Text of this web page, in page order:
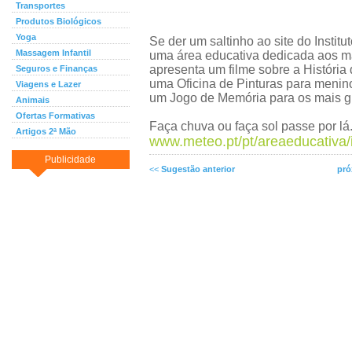
Transportes
Produtos Biológicos
Yoga
Massagem Infantil
Seguros e Finanças
Viagens e Lazer
Animais
Ofertas Formativas
Artigos 2ª Mão
Publicidade
Se der um saltinho ao site do
uma área educativa dedicada aos
apresenta um filme sobre a
uma Oficina de Pinturas para
um Jogo de Memória para os mais
Faça chuva ou faça sol passe por
www.meteo.pt/pt/
<< Sugestão anterior